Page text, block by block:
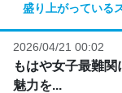
盛り上がっている
2026/04/21 00:02
もはや女子最難
魅力を...